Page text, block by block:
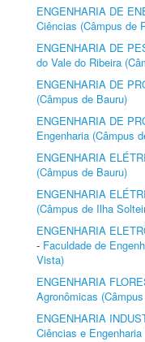
ENGENHARIA DE
Ciências (Câmpus de
ENGENHARIA DE
do Vale do Ribeira
ENGENHARIA DE
(Câmpus de Bauru)
ENGENHARIA DE
Engenharia (Câmpus
ENGENHARIA
(Câmpus de Bauru)
ENGENHARIA
(Câmpus de Ilha
ENGENHARIA
- Faculdade de
Vista)
ENGENHARIA
Agronômicas
ENGENHARIA
Ciências e